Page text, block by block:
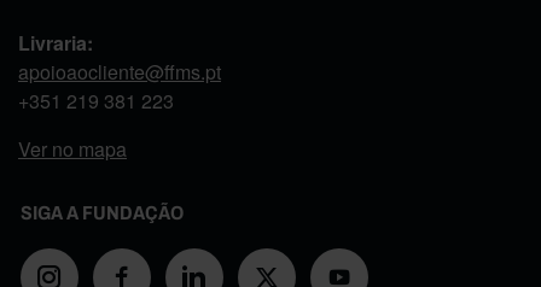
Livraria:
apoioaocliente@ffms.pt
+351 219 381 223
Ver no mapa
SIGA A FUNDAÇÃO